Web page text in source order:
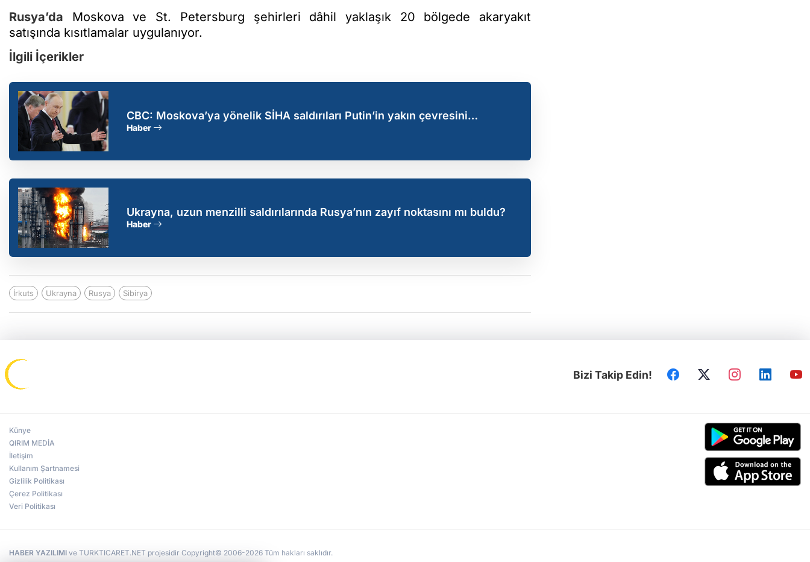
Rusya’da Moskova ve St. Petersburg şehirleri dâhil yaklaşık 20 bölgede akaryakıt
satışında kısıtlamalar uygulanıyor.
İlgili İçerikler
CBC: Moskova’ya yönelik SİHA saldırıları Putin’in yakın çevresini
etkilemeye başladı
Haber
Ukrayna, uzun menzilli saldırılarında Rusya’nın zayıf noktasını mı buldu?
Haber
İrkuts Ukrayna Rusya Sibirya
Bizi Takip Edin!
Künye
QIRIM MEDİA
İletişim
Kullanım Şartnamesi
Gizlilik Politikası
Çerez Politikası
Veri Politikası
HABER YAZILIMI ve TURKTICARET.NET projesidir Copyright© 2006-2026 Tüm hakları saklıdır.